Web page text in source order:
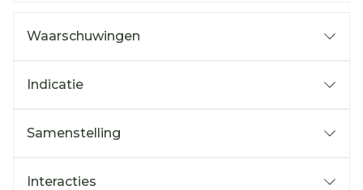
Waarschuwingen
Indicatie
Samenstelling
Interacties